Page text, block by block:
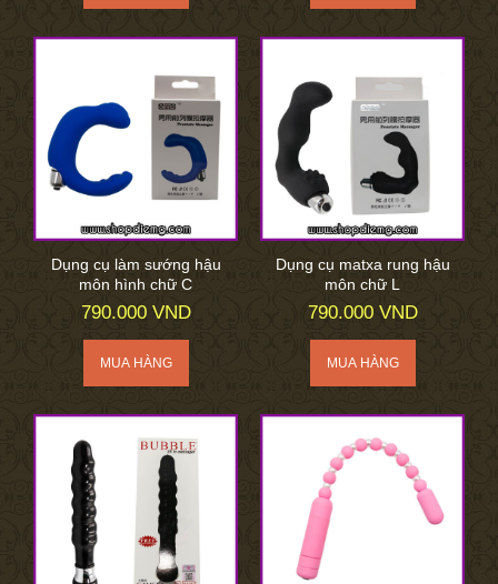
Dụng cụ làm sướng hậu
môn hình chữ C
790.000 VND
Dụng cụ matxa rung hậu
môn chữ L
790.000 VND